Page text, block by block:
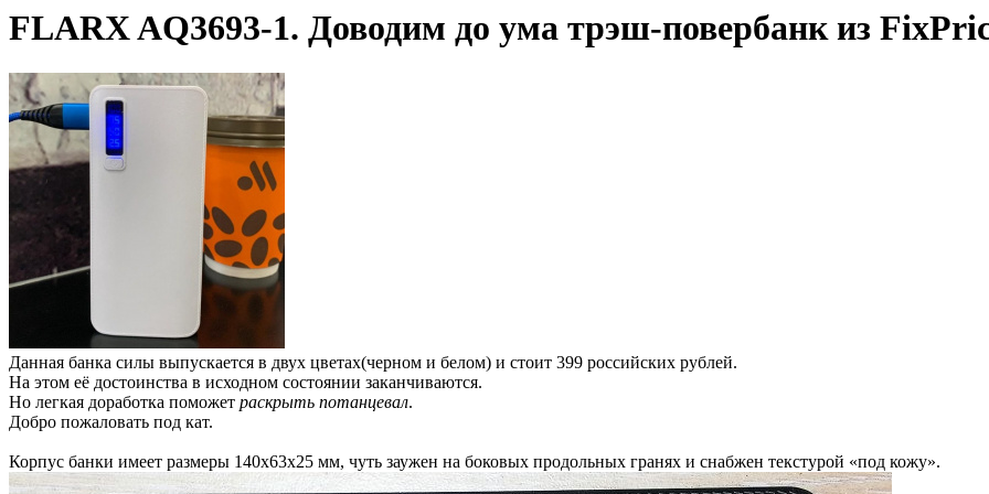
FLARX AQ3693-1. Доводим до ума трэш-повербанк из
Данная банка силы выпускается в двух цветах(черном и белом) и стоит 399 российских рублей.
На этом её достоинства в исходном состоянии заканчиваются.
Но легкая доработка поможет раскрыть потанцевал.
Добро пожаловать под кат.
Корпус банки имеет размеры 140х63х25 мм, чуть заужен на боковых продольных гранях и снабжен текстурой «под кожу».